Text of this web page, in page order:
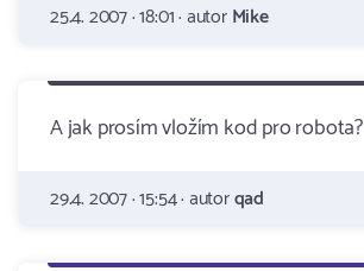
25.4. 2007 · 18:01 · autorMike
A jak prosím vložím kod pro robota?
29.4. 2007 · 15:54 · autorqad